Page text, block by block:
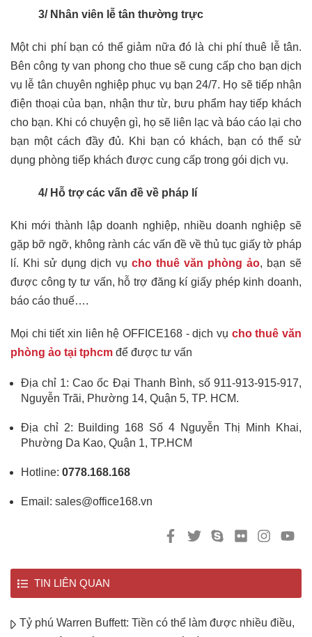
3/ Nhân viên lễ tân thường trực
Một chi phí bạn có thể giảm nữa đó là chi phí thuê lễ tân.
Bên công tyvan phong cho thuesẽ cung cấp cho bạn dịch
vụ lễ tân chuyên nghiệp phục vụ bạn 24/7. Họ sẽ tiếp nhận
điện thoại của bạn, nhận thư từ, bưu phẩm hay tiếp khách
cho bạn. Khi có chuyện gì, họ sẽ liên lạc và báo cáo lại cho
bạn một cách đầy đủ. Khi bạn có khách, bạn có thể sử
dụng phòng tiếp khách được cung cấp trong gói dịch vụ.
4/ Hỗ trợ các vấn đề về pháp lí
Khi mới thành lập doanh nghiệp, nhiều doanh nghiệp sẽ
gặp bỡ ngỡ, không rành các vấn đề về thủ tục giấy tờ pháp
lí. Khi sử dụng dịch vụ cho thuê văn phòng ảo, bạn sẽ
được công ty tư vấn, hỗ trợ đăng kí giấy phép kinh doanh,
báo cáo thuế….
Mọi chi tiết xin liên hệ OFFICE168 - dịch vụ cho thuê văn
phòng ảo tại tphcm để được tư vấn
Địa chỉ 1: Cao ốc Đại Thanh Bình, số 911-913-915-917,
Nguyễn Trãi, Phường 14, Quận 5, TP. HCM.
Địa chỉ 2: Building 168 Số 4 Nguyễn Thị Minh Khai,
Phường Da Kao, Quận 1, TP.HCM
Hotline: 0778.168.168
Email: sales@office168.vn
TIN LIÊN QUAN
Tỷ phú Warren Buffett: Tiền có thể làm được nhiều điều,